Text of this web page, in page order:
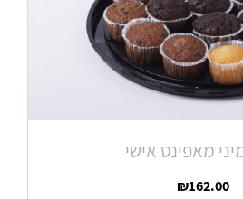
מאפינס אישי
₪162.00